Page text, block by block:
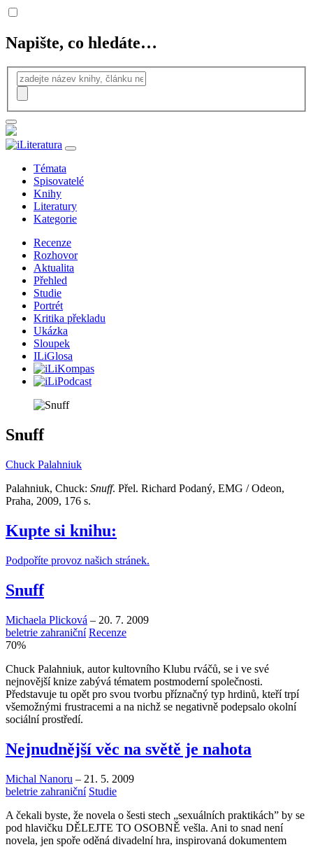
Napište, co hledáte…
Témata
Spisovatelé
Knihy
Literatury
Kategorie
Recenze
Rozhovor
Aktualita
Přehled
Studie
Portrét
Kritika překladu
Ukázka
Sloupek
ILiGlosa
Snuff
Chuck Palahniuk
Palahniuk, Chuck: Snuff. Přel. Richard Podaný, EMG / Odeon,
Praha, 2009, 176 s.
Kupte si knihu:
Podpoříte provoz našich stránek.
Snuff
Michaela Plicková – 20. 7. 2009
beletrie zahraniční Recenze
70%
Chuck Palahniuk, autor kultovního Klubu rváčů, se i ve své
nejnovější knize zabývá tématem postmoderní společnosti.
Představuje tu opět pro svou tvorbu příznačný typ hrdinů, kteří trpí
všemožnými frustracemi a na nichž se negativně podepsalo okolní
sociální prostředí.
Nejnudnější věc na světě je nahota
Michal Nanoru – 21. 5. 2009
beletrie zahraniční Studie
A čekali byste, že novela o šesti stech „sexuálních praktikách” by se
pod hlavičku DĚLEJTE TO OSOBNĚ vešla. Ani to snad není
novela, jen spoře oděná divadelní hra, inspirovaná dokumentem